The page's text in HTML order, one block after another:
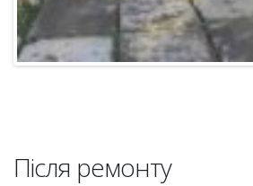
Після ремонту